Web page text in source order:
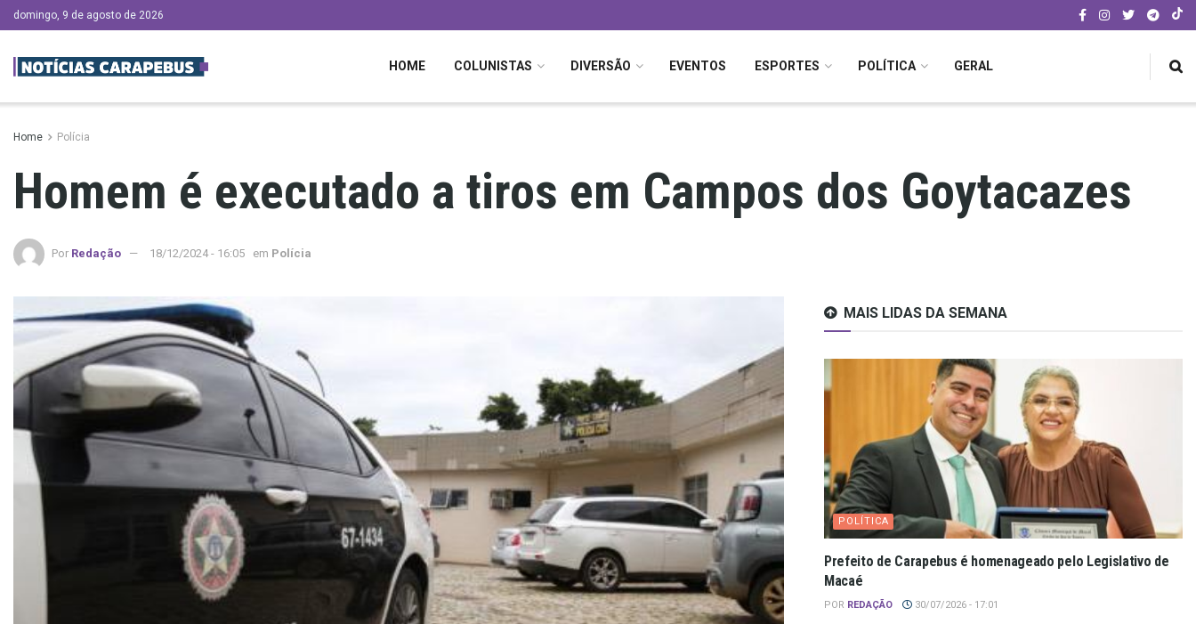
domingo, 9 de agosto de 2026
HOME COLUNISTAS DIVERSÃO EVENTOS ESPORTES POLÍTICA GERAL
Home Polícia
Homem é executado a tiros em Campos dos Goytacazes
Por Redação 18/12/2024 - 16:05 em Polícia
MAIS LIDAS DA SEMANA
POLÍTICA
Prefeito de Carapebus é homenageado pelo Legislativo de
Macaé
POR REDAÇÃO 30/07/2026 - 17:01